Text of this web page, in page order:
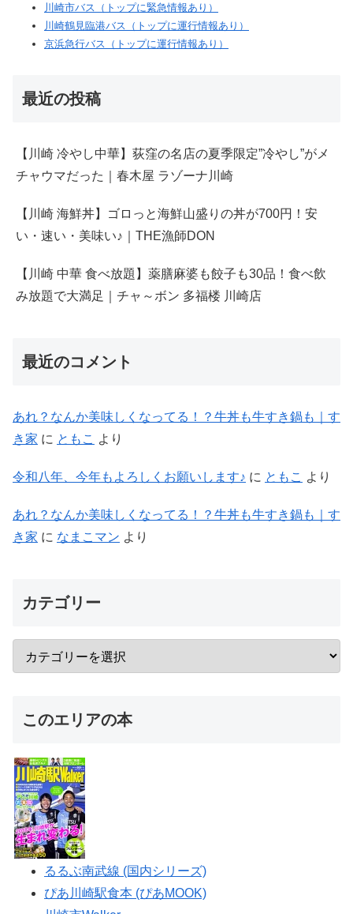
川崎市バス（トップに緊急情報あり）
川崎鶴見臨港バス（トップに運行情報あり）
京浜急行バス（トップに運行情報あり）
最近の投稿
【川崎 冷やし中華】荻窪の名店の夏季限定”冷やし”がメ
チャウマだった｜春木屋 ラゾーナ川崎
【川崎 海鮮丼】ゴロっと海鮮山盛りの丼が700円！安
い・速い・美味い♪｜THE漁師DON
【川崎 中華 食べ放題】薬膳麻婆も餃子も30品！食べ飲
み放題で大満足｜チャ～ボン 多福楼 川崎店
最近のコメント
あれ？なんか美味しくなってる！？牛丼も牛すき鍋も｜す
き家 に ともこ より
令和八年、今年もよろしくお願いします♪ に ともこ より
あれ？なんか美味しくなってる！？牛丼も牛すき鍋も｜す
き家 に なまこマン より
カテゴリー
このエリアの本
るるぶ南武線 (国内シリーズ)
ぴあ川崎駅食本 (ぴあMOOK)